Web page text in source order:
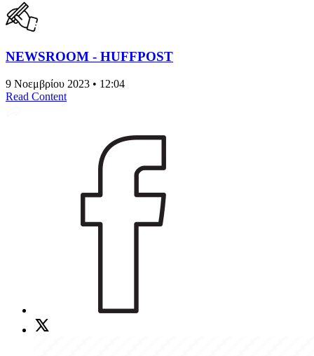
NEWSROOM - HUFFPOST
9 Νοεμβρίου 2023 • 12:04
Read Content